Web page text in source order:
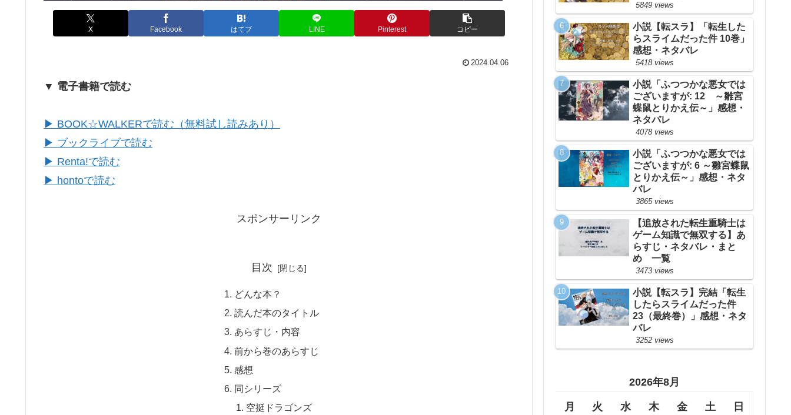
X Facebook はてブ LINE Pinterest コピー
2024.04.06
▼ 電子書籍で読む
▶ BOOK☆WALKERで読む（無料試し読みあり）
▶ ブックライブで読む
▶ Renta!で読む
▶ hontoで読む
スポンサーリンク
目次
どんな本？
読んだ本のタイトル
あらすじ・内容
前から巻のあらすじ
感想
同シリーズ
空挺ドラゴンズ
5849 views
小説【転スラ】「転生した
らスライムだった件 10巻」
感想・ネタバレ
5418 views
小説「ふつつかな悪女では
ございますが: 12 ～雛宮
蝶鼠とりかえ伝～」感想・
ネタバレ
4078 views
小説「ふつつかな悪女では
ございますが: 6 ～雛宮蝶鼠
とりかえ伝～」感想・ネタ
バレ
3865 views
【追放された転生重騎士は
ゲーム知識で無双する】あ
らすじ・ネタバレ・まと
め 一覧
3473 views
小説【転スラ】完結「転生
したらスライムだった件
23（最終巻）」感想・ネタ
バレ
3252 views
2026年8月
月 火 水 木 金 土 日